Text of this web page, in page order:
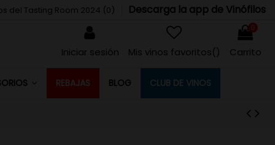
del Tasting Room 2024 (0) Descarga la app de Vinófilos
Iniciar sesión Mis vinos favoritos() Carrito
REBAJAS BLOG CLUB DE VINOS